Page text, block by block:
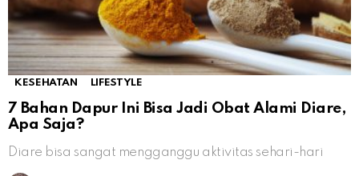
KESEHATAN LIFESTYLE
7 Bahan Dapur Ini Bisa Jadi Obat Alami Diare,
Apa Saja?
Diare bisa sangat mengganggu aktivitas sehari-hari